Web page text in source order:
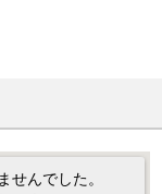
せんでした。